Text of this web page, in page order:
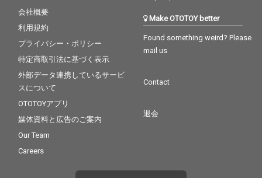
ロダクションで楽曲を
完成させている。 クラ
の魅力と現代的な感性
が交差する本作は、今
のシーンに新たな風を
吹き込む一曲となって
いる。
ンドメイクと確かなプ
ロダクションで楽曲を
完成させている。 クラ
シックなダンスホール
の魅力と現代的な感性
吹き込む一曲となって
会社概要
利用規約
プライバシー・ポリシー
特定商取引法に基づく表示
外部データ連携しているサービ
スについて
OTOTOYアプリ
媒体資料と広告のご案内
Our Team
Careers
Make OTOTOY better
Found something weird? Please
mail us
Contact
退会